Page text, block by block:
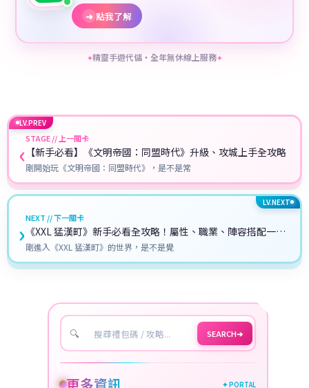
➜ 點我了解
✦精靈手遊代儲・全年無休線上服務✦
LV.PREV
‹STAGE // 上一關卡
【新手必看】《文明帝國：同盟時代》升級、攻城上手全攻略
剛開始玩《文明帝國：同盟時代》，是不是常
LV.NEXT
NEXT // 下一關卡
《XXL 猛漢町》新手必看全攻略！屬性、職業、陣容搭配一次
搞懂，推圖不卡關！
剛進入《XXL 猛漢町》的世界，是不是覺
›
🔍 SEARCH➔
✦ PORTAL